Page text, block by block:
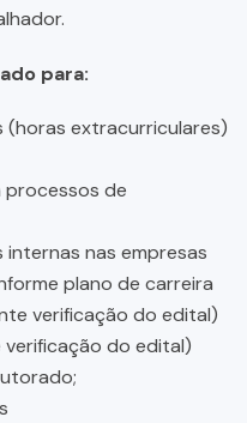
para:
(horas extracurriculares)
processos de
nas empresas
plano de carreira
verificação do edital)
do edital)